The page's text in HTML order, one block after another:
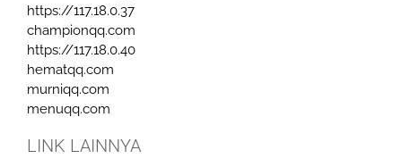
https://117.18.0.37
championqq.com
https://117.18.0.40
hematqq.com
murniqq.com
menuqq.com
LINK LAINNYA